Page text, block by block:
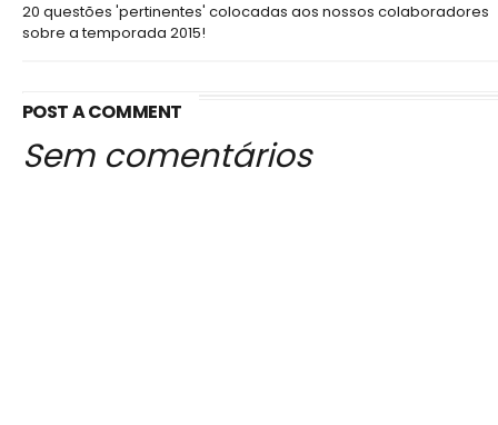
20 questões 'pertinentes' colocadas aos nossos colaboradores
sobre a temporada 2015!
POST A COMMENT
Sem comentários